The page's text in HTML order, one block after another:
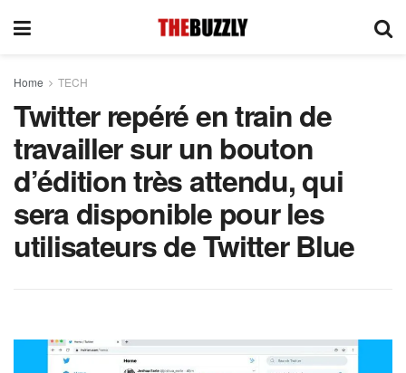
Home TECH
Twitter repéré en train de
travailler sur un bouton
d’édition très attendu, qui
sera disponible pour les
utilisateurs de Twitter Blue